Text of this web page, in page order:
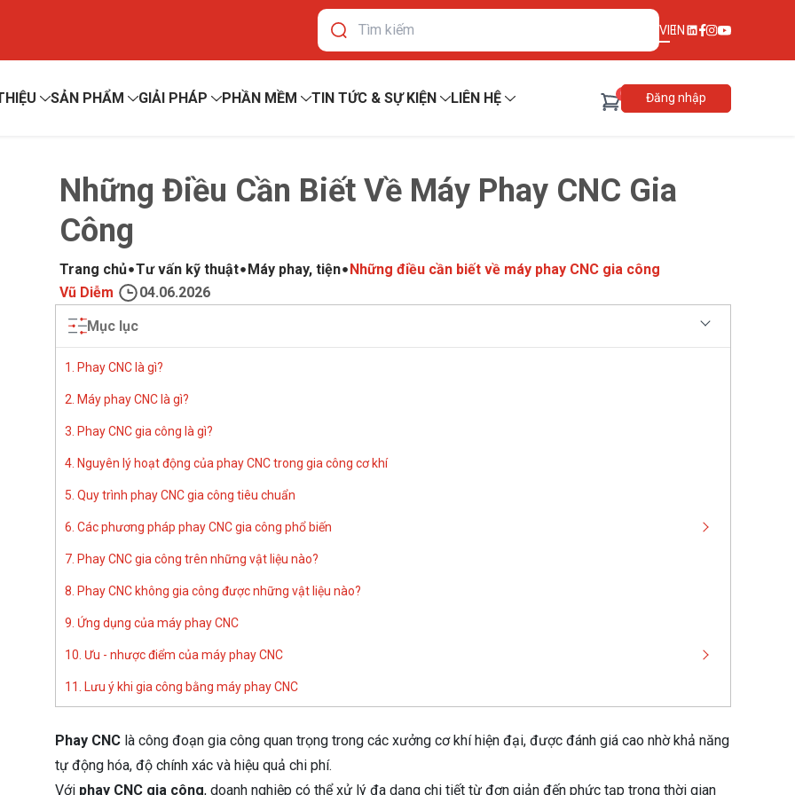
VIEN
SẢN PHẨM GIẢI PHÁP PHẦN MỀM TIN TỨC & SỰ KIỆN LIÊN HỆ 0 Đăng nhập
Những Điều Cần Biết Về Máy Phay CNC Gia
Công
Trang chủ Tư vấn kỹ thuật Máy phay, tiện Những điều cần biết về máy phay CNC gia công
Vũ Diễm
04.06.2026
Mục lục
1. Phay CNC là gì?
2. Máy phay CNC là gì?
3. Phay CNC gia công là gì?
4. Nguyên lý hoạt động của phay CNC trong gia công cơ khí
5. Quy trình phay CNC gia công tiêu chuẩn
6. Các phương pháp phay CNC gia công phổ biến
7. Phay CNC gia công trên những vật liệu nào?
8. Phay CNC không gia công được những vật liệu nào?
9. Ứng dụng của máy phay CNC
10. Ưu - nhược điểm của máy phay CNC
11. Lưu ý khi gia công bằng máy phay CNC
Phay CNC là công đoạn gia công quan trọng trong các xưởng cơ khí hiện đại, được đánh giá cao nhờ khả năng
tự động hóa, độ chính xác và hiệu quả chi phí.
Với phay CNC gia công, doanh nghiệp có thể xử lý đa dạng chi tiết từ đơn giản đến phức tạp trong thời gian